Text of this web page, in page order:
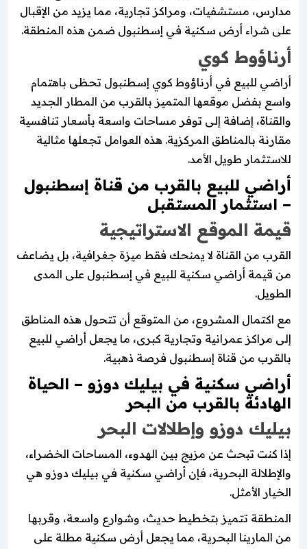
مدارس، مستشفيات، ومراكز تجارية، مما يزيد من الإقبال
على شراء أرض سكنية في إسطنبول ضمن هذه المنطقة.
أرناؤوط كوي
أراضي للبيع في أرناؤوط كوي إسطنبول تحظى باهتمام
واسع بفضل موقعها المتميز بالقرب من المطار الجديد
والقناة، إضافة إلى توفر مساحات واسعة بأسعار تنافسية
مقارنة بالمناطق المركزية. هذه العوامل تجعلها مثالية
للاستثمار طويل الأمد.
أراضي للبيع بالقرب من قناة إسطنبول
– استثمار المستقبل
قيمة الموقع الاستراتيجية
القرب من القناة لا يمنحك فقط ميزة جغرافية، بل يضاعف
من قيمة أراضي سكنية للبيع في إسطنبول على المدى
الطويل.
مع اكتمال المشروع، من المتوقع أن تتحول هذه المناطق
إلى مراكز عمرانية وتجارية كبرى، ما يجعل أراضي للبيع
بالقرب من قناة إسطنبول فرصة ذهبية.
أراضي سكنية في بيليك دوزو – الحياة
الهادئة بالقرب من البحر
بيليك دوزو وإطلالات البحر
إذا كنت تبحث عن مزيج بين الهدوء، المساحات الخضراء،
والإطلالة البحرية، فإن أراضي سكنية في بيليك دوزو هي
الخيار الأمثل.
المنطقة تتميز بتخطيط حديث، وشوارع واسعة، وقربها
من المارينا البحرية، مما يجعل أرض سكنية مطلة على